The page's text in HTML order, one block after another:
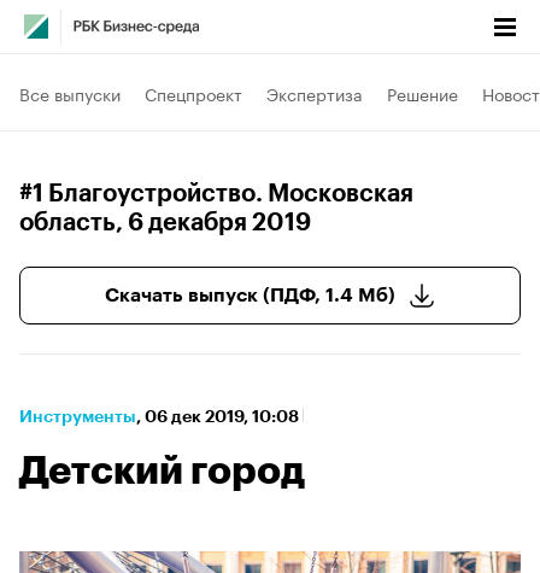
Все выпуски Спецпроект Экспертиза Решение
#1 Благоустройство. Московская
область, 6 декабря 2019
Скачать выпуск (ПДФ, 1.4 Мб)
Инструменты⁠, 06 дек 2019, 10:08
Детский город